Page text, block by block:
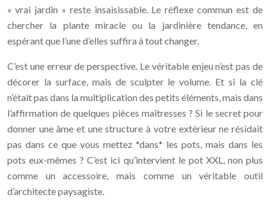
« vrai jardin » reste insaisissable. Le réflexe commun est de
chercher la plante miracle ou la jardinière tendance, en
espérant que l’une d’elles suffira à tout changer.
C’est une erreur de perspective. Le véritable enjeu n’est pas de
décorer la surface, mais de sculpter le volume. Et si la clé
n’était pas dans la multiplication des petits éléments, mais dans
l’affirmation de quelques pièces maîtresses ? Si le secret pour
donner une âme et une structure à votre extérieur ne résidait
pas dans ce que vous mettez *dans* les pots, mais dans les
pots eux-mêmes ? C’est ici qu’intervient le pot XXL, non plus
comme un accessoire, mais comme un véritable outil
d’architecte paysagiste.